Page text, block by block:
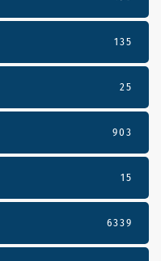
135
25
903
15
6339